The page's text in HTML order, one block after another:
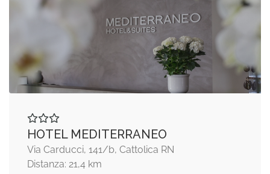
HOTEL MEDITERRANEO
Via Carducci, 141/b, Cattolica RN
Distanza: 21,4 km